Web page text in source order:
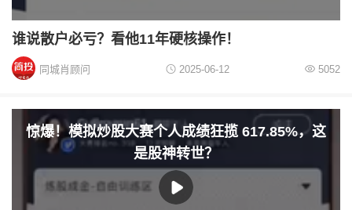
谁说散户必亏？看他11年硬核操作！
同城肖顾问 2025-06-12 5052
惊爆！模拟炒股大赛个人成绩狂揽 617.85%，这
是股神转世？